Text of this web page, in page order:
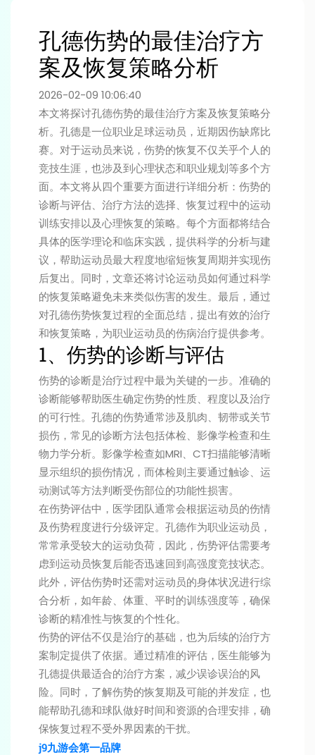
孔德伤势的最佳治疗方
案及恢复策略分析
2026-02-09 10:06:40
本文将探讨孔德伤势的最佳治疗方案及恢复策略分
析。孔德是一位职业足球运动员，近期因伤缺席比
赛。对于运动员来说，伤势的恢复不仅关乎个人的
竞技生涯，也涉及到心理状态和职业规划等多个方
面。本文将从四个重要方面进行详细分析：伤势的
诊断与评估、治疗方法的选择、恢复过程中的运动
训练安排以及心理恢复的策略。每个方面都将结合
具体的医学理论和临床实践，提供科学的分析与建
议，帮助运动员最大程度地缩短恢复周期并实现伤
后复出。同时，文章还将讨论运动员如何通过科学
的恢复策略避免未来类似伤害的发生。最后，通过
对孔德伤势恢复过程的全面总结，提出有效的治疗
和恢复策略，为职业运动员的伤病治疗提供参考。
1、伤势的诊断与评估
伤势的诊断是治疗过程中最为关键的一步。准确的
诊断能够帮助医生确定伤势的性质、程度以及治疗
的可行性。孔德的伤势通常涉及肌肉、韧带或关节
损伤，常见的诊断方法包括体检、影像学检查和生
物力学分析。影像学检查如MRI、CT扫描能够清晰
显示组织的损伤情况，而体检则主要通过触诊、运
动测试等方法判断受伤部位的功能性损害。
在伤势评估中，医学团队通常会根据运动员的伤情
及伤势程度进行分级评定。孔德作为职业运动员，
常常承受较大的运动负荷，因此，伤势评估需要考
虑到运动员恢复后能否迅速回到高强度竞技状态。
此外，评估伤势时还需对运动员的身体状况进行综
合分析，如年龄、体重、平时的训练强度等，确保
诊断的精准性与恢复的个性化。
伤势的评估不仅是治疗的基础，也为后续的治疗方
案制定提供了依据。通过精准的评估，医生能够为
孔德提供最适合的治疗方案，减少误诊误治的风
险。同时，了解伤势的恢复期及可能的并发症，也
能帮助孔德和球队做好时间和资源的合理安排，确
保恢复过程不受外界因素的干扰。
j9九游会第一品牌